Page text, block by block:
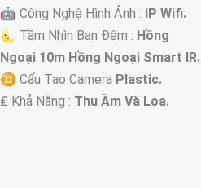
🤖️ Công Nghệ Hình Ảnh : IP Wifi.
🌜 Tầm Nhìn Ban Đêm : Hồng
Ngoại 10m Hồng Ngoại Smart IR.
♊ Cấu Tạo Camera Plastic.
️₤ Khả Năng : Thu Âm Và Loa.